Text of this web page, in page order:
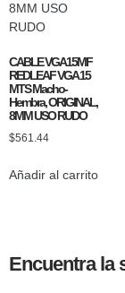
CABLE VGA15MF
REDLEAF VGA 15
MTS Macho-
Hembra, ORIGINAL,
8MM USO RUDO
$561.44
Añadir al carrito
Encuentra la